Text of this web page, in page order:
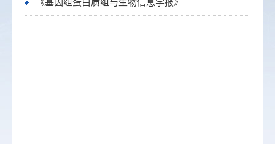
《基因组蛋白质组与生物信息学报》